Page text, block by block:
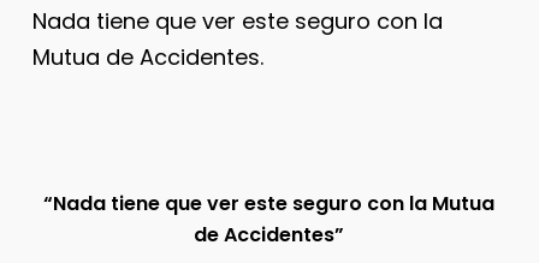
Nada tiene que ver este seguro con la
Mutua de Accidentes.
“Nada tiene que ver este seguro con la Mutua
de Accidentes”